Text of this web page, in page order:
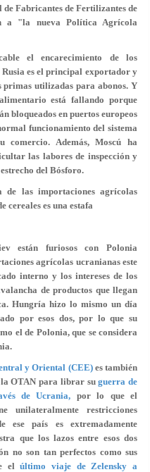
Fabricantes de Fertilizantes de
a "la nueva Política Agrícola
el encarecimiento de los
es el principal exportador y
utilizadas para abonos. Y
está fallando porque
bloqueados en puertos europeos
funcionamiento del sistema
comercio. Además, Moscú ha
las labores de inspección y
del Bósforo.
las importaciones agrícolas
cereales es una estafa
están furiosos con Polonia
agrícolas ucranianas este
interno y los intereses de los
de productos que llegan
Hungría hizo lo mismo un día
por esos dos, por lo que su
el de Polonia, que se considera
y Oriental (CEE) es también
la OTAN para librar suguerra de
de Ucrania, por lo que el
unilateralmente restricciones
ese país es extremadamente
que los lazos entre esos dos
no son tan perfectos como sus
elúltimo viaje de Zelensky a